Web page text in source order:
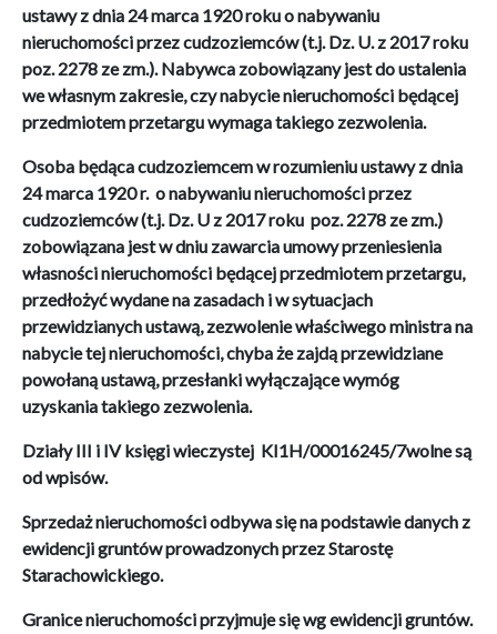
ustawy z dnia 24 marca 1920 roku o nabywaniu
nieruchomości przez cudzoziemców (t.j. Dz. U. z 2017 roku
poz. 2278 ze zm.). Nabywca zobowiązany jest do ustalenia
we własnym zakresie, czy nabycie nieruchomości będącej
przedmiotem przetargu wymaga takiego zezwolenia.
Osoba będąca cudzoziemcem w rozumieniu ustawy z dnia
24 marca 1920 r. o nabywaniu nieruchomości przez
cudzoziemców (t.j. Dz. U z 2017 roku poz. 2278 ze zm.)
zobowiązana jest w dniu zawarcia umowy przeniesienia
własności nieruchomości będącej przedmiotem przetargu,
przedłożyć wydane na zasadach i w sytuacjach
przewidzianych ustawą, zezwolenie właściwego ministra na
nabycie tej nieruchomości, chyba że zajdą przewidziane
powołaną ustawą, przesłanki wyłączające wymóg
uzyskania takiego zezwolenia.
Działy III i IV księgi wieczystej KI1H/00016245/7wolne są
od wpisów.
Sprzedaż nieruchomości odbywa się na podstawie danych z
ewidencji gruntów prowadzonych przez Starostę
Starachowickiego.
Granice nieruchomości przyjmuje się wg ewidencji gruntów.